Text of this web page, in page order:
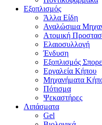
Εξοπλισμός
Άλλα Είδη
Αναλώσιμα
Ατομική
Ελαιοσυλλογή
Ένδυση
Εξοπλισμός
Εργαλεία Κήπου
Μηχανήματα
Πότισμα
Ψεκαστήρες
Λιπάσματα
Gel